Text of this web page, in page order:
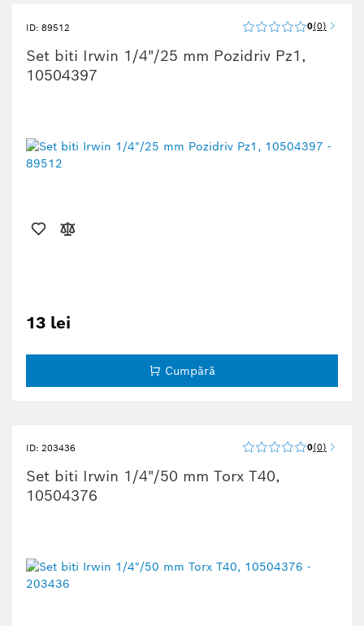
ID: 89512 0 0
Set biti Irwin 1/4"/25 mm Pozidriv Pz1,
10504397
13 lei
Cumpără
ID: 203436 0 0
Set biti Irwin 1/4"/50 mm Torx T40,
10504376